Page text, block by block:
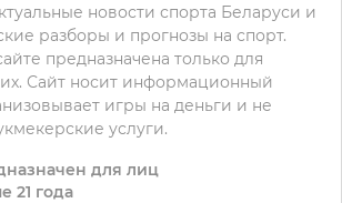
для лиц
21 года
новости спорта Беларуси и
разборы и прогнозы на спорт.
предназначена только для
Сайт носит информационный
игры на деньги и не
услуги.